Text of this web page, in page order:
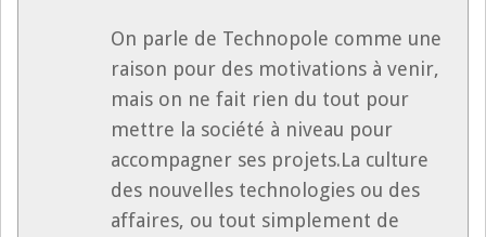
On parle de Technopole comme une
raison pour des motivations à venir,
mais on ne fait rien du tout pour
mettre la société à niveau pour
accompagner ses projets.La culture
des nouvelles technologies ou des
affaires, ou tout simplement de